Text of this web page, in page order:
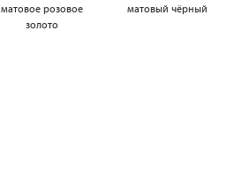
матовое розовое
золото
матовый чёрный